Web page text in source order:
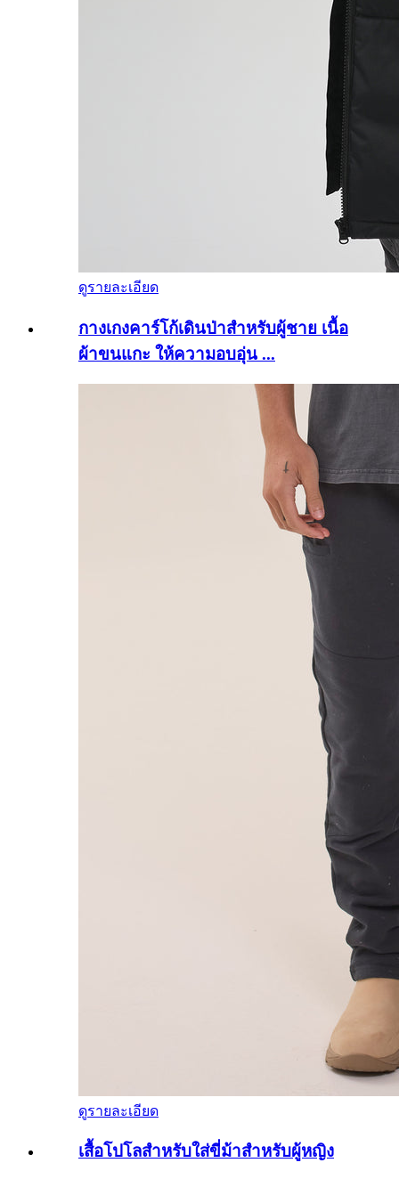
ดูรายละเอียด
กางเกงคาร์โก้เดินป่าสำหรับผู้ชาย เนื้อ
ผ้าขนแกะ ให้ความอบอุ่น ...
ดูรายละเอียด
เสื้อโปโลสำหรับใส่ขี่ม้าสำหรับผู้หญิง